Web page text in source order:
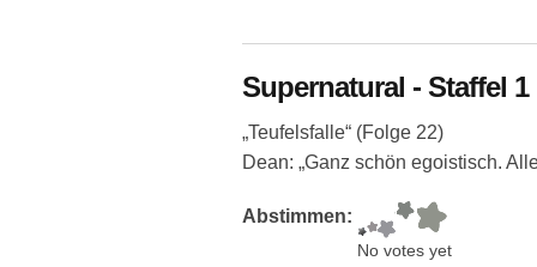
Supernatural - Staffel 1
„Teufelsfalle“ (Folge 22)
Dean: „Ganz schön egoistisch.
Abstimmen:
No votes yet